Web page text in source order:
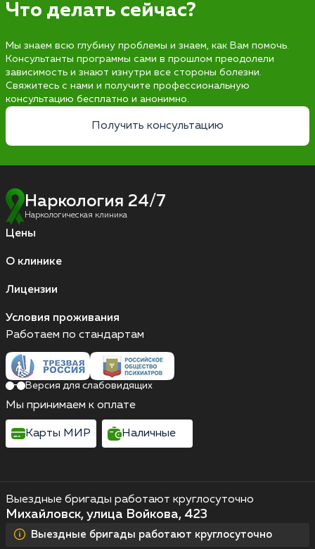
Что делать сейчас?
Мы знаем всю глубину проблемы и знаем, как Вам помочь.
Консультанты программы сами в прошлом преодолели
зависимость и знают изнутри все стороны болезни.
Свяжитесь с нами и получите профессиональную
консультацию бесплатно и анонимно.
Получить консультацию
Наркология 24/7
Наркологическая клиника
Цены
О клинике
Лицензии
Условия проживания
Выездные бригады работают круглосуточно
Михайловск, улица Войкова, 423
Выездные бригады работают круглосуточно
Работаем по стандартам
Версия для слабовидящих
Мы принимаем к оплате
Карты МИР Наличные